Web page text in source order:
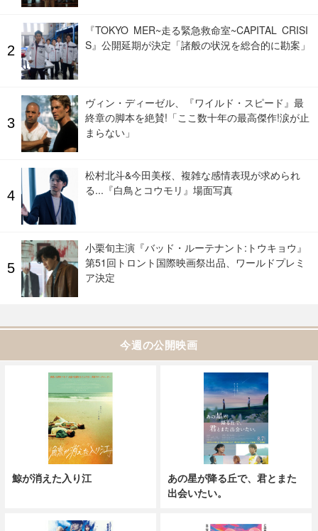
『TOKYO MER~走る緊急救命室~CAPITAL CRISI
S』公開延期が決定「諸般の状況を総合的に勘案」
ヴィン・ディーゼル、『ワイルド・スピード』最
終章の脚本を絶賛!「ここ数十年の最高傑作!涙が止
まらない」
松村北斗&今田美桜、複雑な感情表現が求められ
る...『白鳥とコウモリ』場面写真
小栗旬主演『バッド・ルーテナント:トウキョウ』
第51回トロント国際映画祭出品、ワールドプレミ
ア決定
今週の公開映画
鯨が消えた入り江
あの星が降る丘で、君とまた
出会いたい。